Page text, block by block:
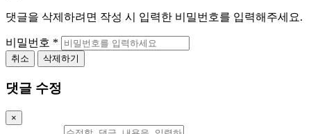
댓글을 삭제하려면 작성 시 입력한 비밀번호를 입력해주세요.
비밀번호 *
취소 삭제하기
댓글 수정
×